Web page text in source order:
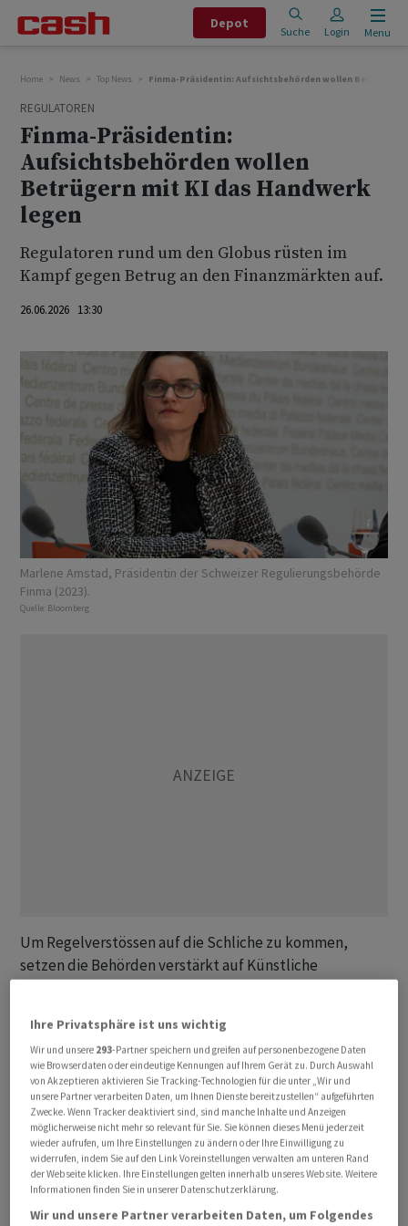
Depot
Suche Login Menu
Home News Top News Finma-Präsidentin: Aufsichtsbehörden wollen Betrügern
REGULATOREN
Finma-Präsidentin:
Aufsichtsbehörden wollen
Betrügern mit KI das Handwerk
legen
Regulatoren rund um den Globus rüsten im
Kampf gegen Betrug an den Finanzmärkten auf.
26.06.2026 13:30
Marlene Amstad, Präsidentin der Schweizer Regulierungsbehörde
Finma (2023).
Quelle: Bloomberg
Um Regelverstössen auf die Schliche zu kommen,
setzen die Behörden verstärkt ‌auf ⁠Künstliche
der internationalen Polizeiorganisation ⁠Interpol
ermögliche KI eine «Industrialisierung von Betrug». Nur
mit den richtigen technischen Werkzeugen könnten die
Aufseher gegensteuern. Die Banken setzten ‌KI schon
seit Jahren ein. «Die eigentliche Revolution findet
zunehmend auch ‌auf der Seite der Aufsichtsbehörden
statt», so Amstad ​zur Nachrichtenagentur Reuters. Die
Finma sei etwa dabei, KI-Anwendungen zu entwickeln,
um Insiderhandel aufzudecken und zu verhindern.
Ihre Privatsphäre ist uns wichtig
Wir und unsere 293-Partner speichern und greifen auf personenbezogene Daten
wie Browserdaten oder eindeutige Kennungen auf Ihrem Gerät zu. Durch Auswahl
von Akzeptieren aktivieren Sie Tracking-Technologien für die unter „Wir und
unsere Partner verarbeiten Daten, um Ihnen Dienste bereitzustellen“ aufgeführten
Zwecke. Wenn Tracker deaktiviert sind, sind manche Inhalte und Anzeigen
möglicherweise nicht mehr so relevant für Sie. Sie können dieses Menü jederzeit
wieder aufrufen, um Ihre Einstellungen zu ändern oder Ihre Einwilligung zu
widerrufen, indem Sie auf den Link Voreinstellungen verwalten am unteren Rand
der Webseite klicken. Ihre Einstellungen gelten innerhalb unseres Website. Weitere
Informationen finden Sie in unserer Datenschutzerklärung.
Wir und unsere Partner verarbeiten Daten, um Folgendes